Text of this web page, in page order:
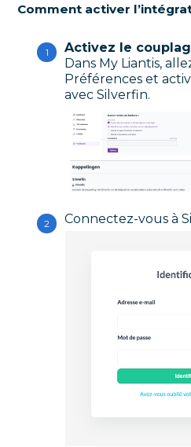
Comment activer
Activez le
Dans My Liantis,
Préférences et
avec Silverfin.
Connectez-vous à